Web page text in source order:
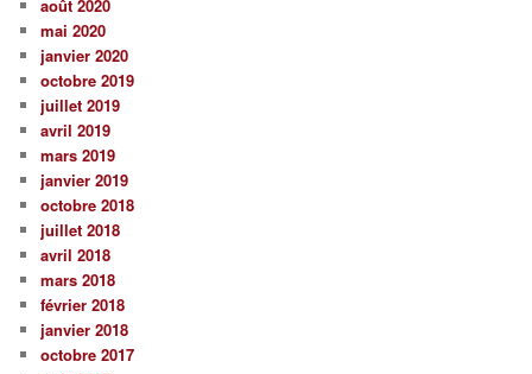
août 2020
mai 2020
janvier 2020
octobre 2019
juillet 2019
avril 2019
mars 2019
janvier 2019
octobre 2018
juillet 2018
avril 2018
mars 2018
février 2018
janvier 2018
octobre 2017